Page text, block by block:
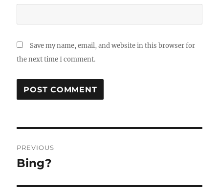
Save my name, email, and website in this browser for
the next time I comment.
navigation
PREVIOUS
Previous
Bing?